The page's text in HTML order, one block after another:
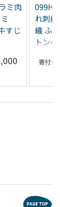
ミ肉
すじ
れ刺
織 ふ
トン
スピ